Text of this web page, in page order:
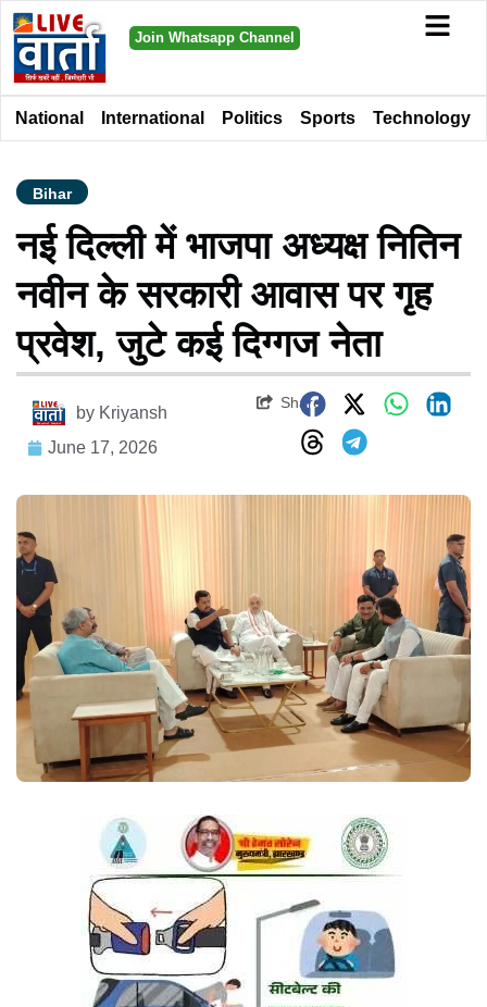
Join Whatsapp Channel
National International Politics Sports Technology
Bihar
नई दिल्ली में भाजपा अध्यक्ष नितिन
नवीन के सरकारी आवास पर गृह
प्रवेश, जुटे कई दिग्गज नेता
by Kriyansh
June 17, 2026
Share